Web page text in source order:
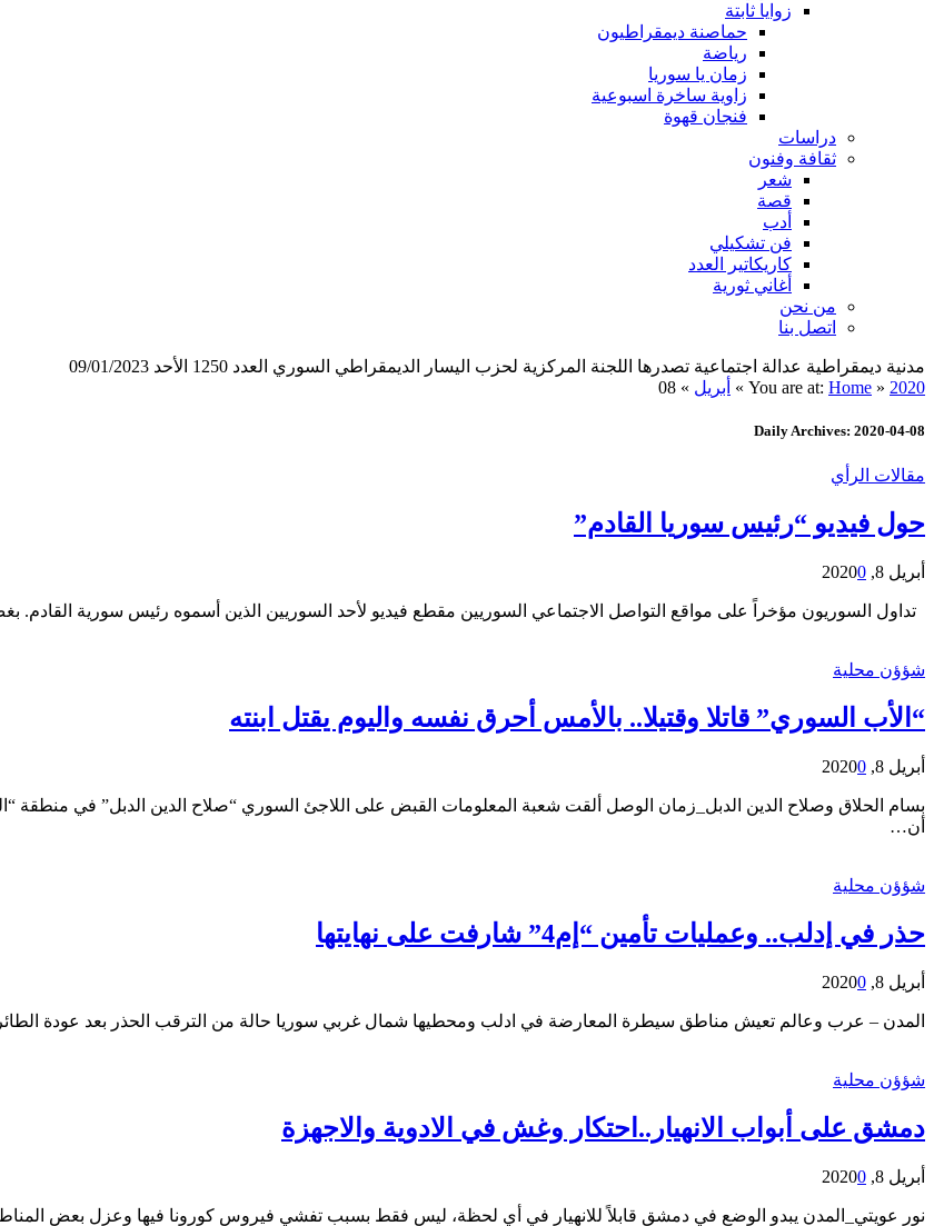
زوايا ثابتة
حماصنة ديمقراطيون
رياضة
زمان يا سوريا
زاوية ساخرة اسبوعية
فنجان قهوة
دراسات
ثقافة وفنون
شعر
قصة
أدب
فن تشكيلي
كاريكاتير العدد
أغاني ثورية
من نحن
اتصل بنا
مدنية ديمقراطية عدالة اجتماعية تصدرها اللجنة المركزية لحزب اليسار الديمقراطي السوري العدد 1250 الأحد 09/01/2023
You are at: Home » 2020
» أبريل »
08
Daily Archives: 2020-04-08
مقالات الرأي
حول فيديو “رئيس سوريا القادم”
أبريل 8, 2020 0
تداول السوريون مؤخراً على مواقع التواصل الاجتماعي السوريين مقطع فيديو لأحد السوريين الذين أسموه رئيس سورية القادم.
شؤؤن محلية
“الأب السوري” قاتلا وقتيلا.. بالأمس أحرق نفسه واليوم يقتل ابنته
أبريل 8, 2020 0
بسام الحلاق وصلاح الدين الدبل_زمان الوصل ألقت شعبة المعلومات القبض على اللاجئ السوري “صلاح الدين الدبل” في منطقة
أن…
شؤؤن محلية
حذر في إدلب.. وعمليات تأمين “إم4” شارفت على نهايتها
أبريل 8, 2020 0
المدن – عرب وعالم تعيش مناطق سيطرة المعارضة في ادلب ومحطيها شمال غربي سوريا حالة من الترقب الحذر بعد عودة
شؤؤن محلية
دمشق على أبواب الانهيار..احتكار وغش في الادوية والاجهزة
أبريل 8, 2020 0
نور عويتي_المدن يبدو الوضع في دمشق قابلاً للانهيار في أي لحظة، ليس فقط بسبب تفشي فيروس كورونا فيها وعزل بعض